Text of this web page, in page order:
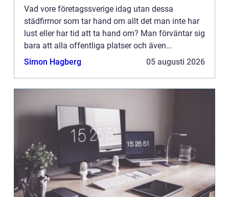
Vad vore företagssverige idag utan dessa
städfirmor som tar hand om allt det man inte har
lust eller har tid att ta hand om? Man förväntar sig
bara att alla offentliga platser och även
företagsbyggnader ska vara fläckfria. Men någon
Simon Hagberg 05 augusti 2026